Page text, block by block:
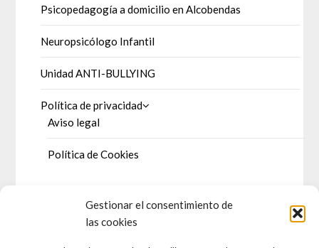
Gestionar el consentimiento de
las cookies
Psicopedagogía a domicilio en Alcobendas
Neuropsicólogo Infantil
Unidad ANTI-BULLYING
Política de privacidad
Aviso legal
Política de Cookies
DOSSIER DE PRENSA